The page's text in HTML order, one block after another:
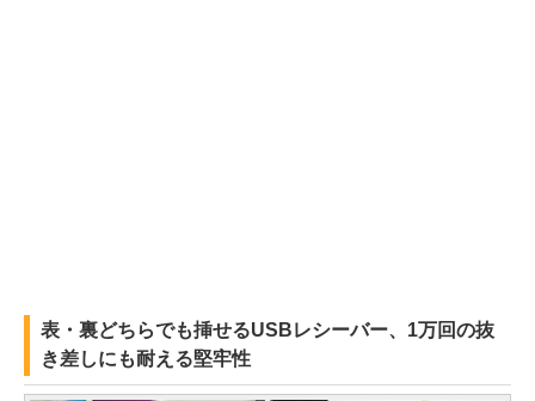
表・裏どちらでも挿せるUSBレシーバー、1万回の抜
き差しにも耐える堅牢性